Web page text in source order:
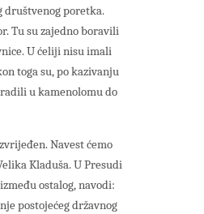
društvenog poretka.
Tu su zajedno boravili
U ćeliji nisu imali
toga su, po kazivanju
u kamenolomu do
Navest ćemo
Kladuša. U Presudi
ostalog, navodi:
postojećeg državnog